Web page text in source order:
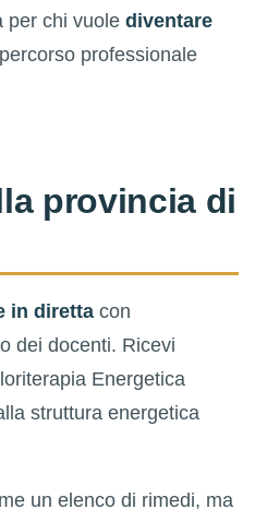
per chi vuole diventare
professionale
provincia di
in diretta con
dei docenti. Ricevi
Energetica
struttura energetica
un elenco di rimedi, ma